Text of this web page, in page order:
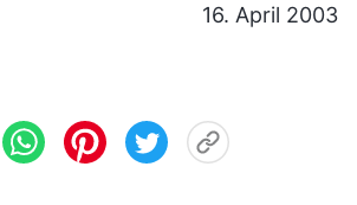
16. April 2003